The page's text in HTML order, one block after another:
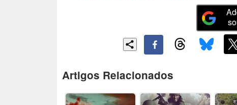
Artigos Relacionados